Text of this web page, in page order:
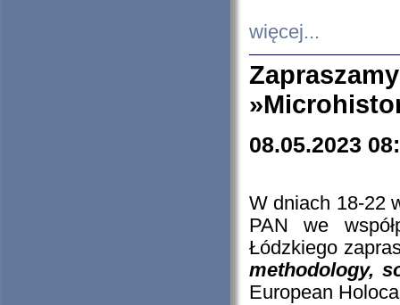
więcej...
08.05.2023
W dniach 18-22
PAN we
Łódzkiego
methodology,
European